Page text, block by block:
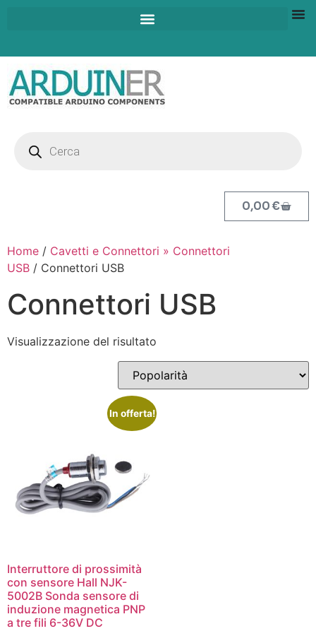
0,00€
Home / Cavetti e Connettori » Connettori
USB / Connettori USB
Connettori USB
Visualizzazione del risultato
In offerta!
Interruttore di prossimità
con sensore Hall NJK-
5002B Sonda sensore di
induzione magnetica PNP
a tre fili 6-36V DC